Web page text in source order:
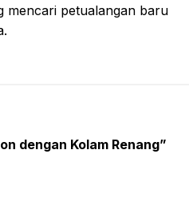
mencari petualangan baru
dengan Kolam Renang”